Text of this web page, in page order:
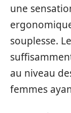
une
souplesse.
au niveau
femmes